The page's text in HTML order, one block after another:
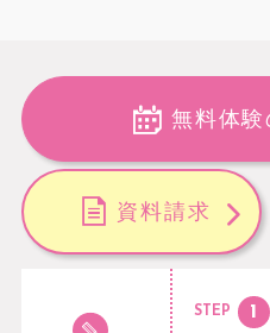
無料体
資料請求
STEP